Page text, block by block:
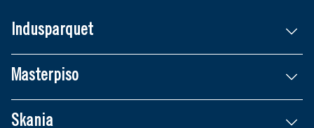
Indusparquet
Masterpiso
Skania